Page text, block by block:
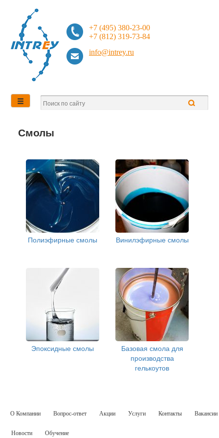
+7 (495) 380-23-00
+7 (812) 319-73-84
info@intrey.ru
Смолы
Полиэфирные смолы Винилэфирные смолы
Эпоксидные смолы
Базовая смола для
производства
гелькоутов
О Компании Вопрос-ответ Акции Услуги Контакты Вакансии
Новости Обучение